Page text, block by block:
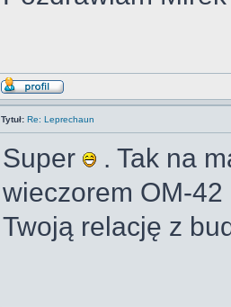
Tytuł: Re: Leprechaun
Super
. Tak na
wieczorem OM-
Twoją relację z